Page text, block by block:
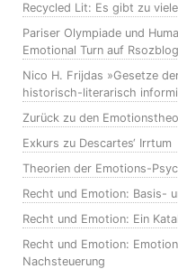
Recycled Lit: Es gibt zu
Pariser Olympiade und
Emotional Turn auf Rsozblog
Nico H. Frijdas »Gesetze
historisch-literarisch
Zurück zu den
Exkurs zu Descartes‘ Irrtum
Theorien der Emotions-
Recht und Emotion: Basis-
Recht und Emotion: Ein
Recht und Emotion:
Nachsteuerung